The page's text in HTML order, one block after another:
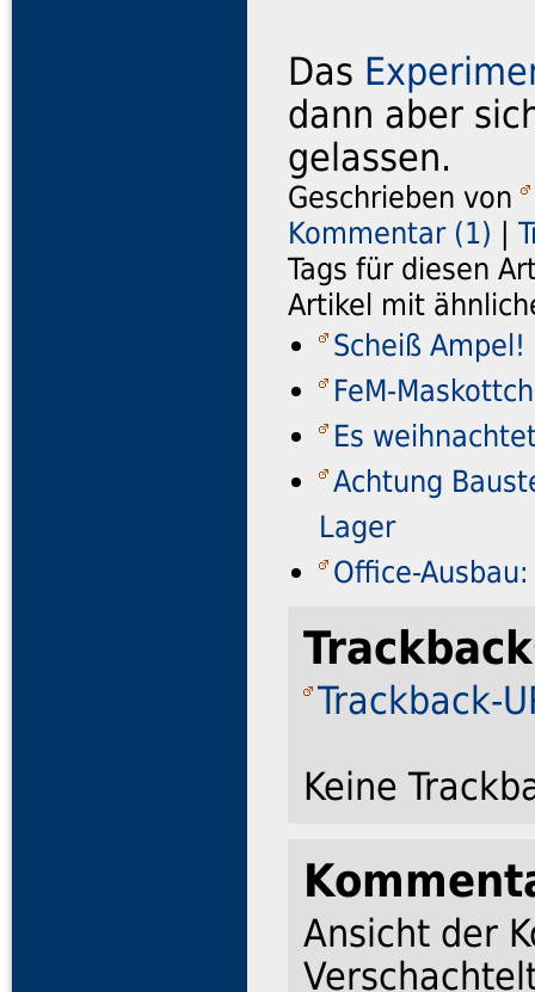
Das
dann aber
gelassen.
Geschrieben von
Kommentar (1) |
Tags für diesen
Artikel mit
Scheiß Ampel!
FeM-
Es
Achtung
Lager
Office-
Trackback-
Keine
Ansicht der